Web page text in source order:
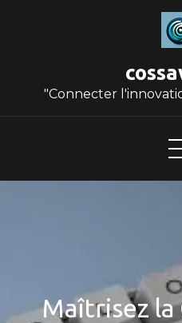
"Connecter
Maîtrisez la